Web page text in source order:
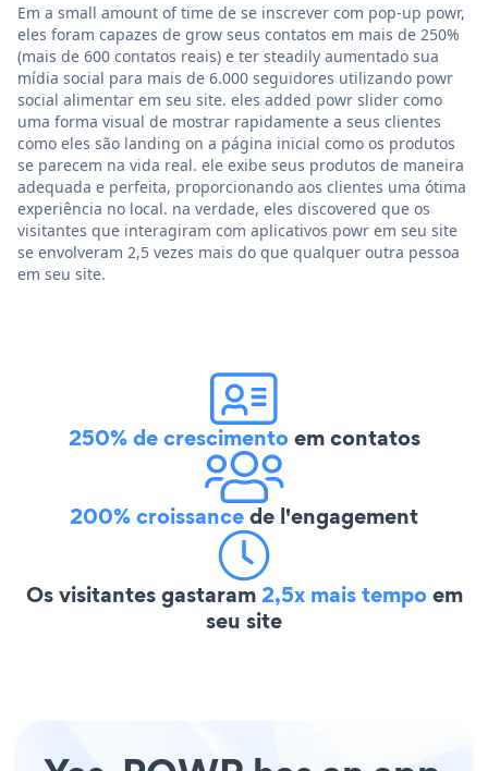
Em a small amount of time de se inscrever com pop-up powr,
eles foram capazes de grow seus contatos em mais de 250%
(mais de 600 contatos reais) e ter steadily aumentado sua
mídia social para mais de 6.000 seguidores utilizando powr
social alimentar em seu site. eles added powr slider como
uma forma visual de mostrar rapidamente a seus clientes
como eles são landing on a página inicial como os produtos
se parecem na vida real. ele exibe seus produtos de maneira
adequada e perfeita, proporcionando aos clientes uma ótima
experiência no local. na verdade, eles discovered que os
visitantes que interagiram com aplicativos powr em seu site
se envolveram 2,5 vezes mais do que qualquer outra pessoa
em seu site.
250% de crescimentoem contatos
200% croissancede l'engagement
Os visitantes gastaram2,5x mais tempoem
seu site